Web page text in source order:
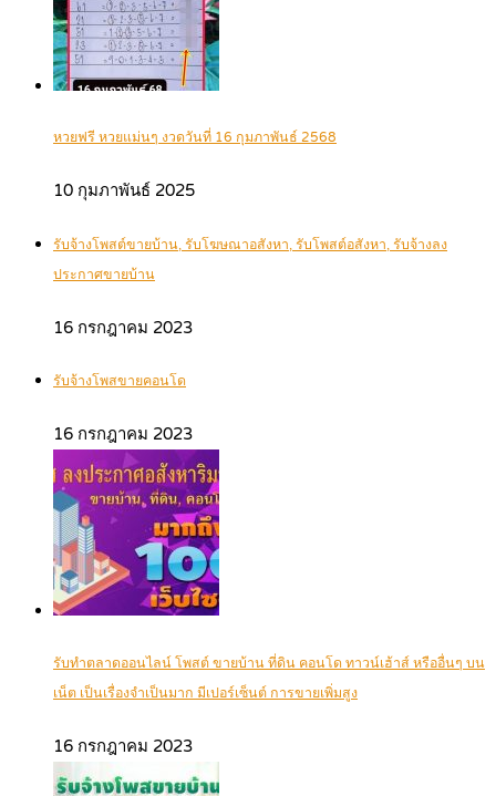
หวยฟรี หวยแม่นๆ งวดวันที่ 16 กุมภาพันธ์ 2568
10 กุมภาพันธ์ 2025
รับจ้างโพสต์ขายบ้าน, รับโฆษณาอสังหา, รับโพสต์อสังหา, รับจ้างลง
ประกาศขายบ้าน
16 กรกฎาคม 2023
รับจ้างโพสขายคอนโด
16 กรกฎาคม 2023
รับทำตลาดออนไลน์ โพสต์ ขายบ้าน ที่ดิน คอนโด ทาวน์เฮ้าส์ หรืออื่นๆ บน
เน็ต เป็นเรื่องจำเป็นมาก มีเปอร์เซ็นต์ การขายเพิ่มสูง
16 กรกฎาคม 2023